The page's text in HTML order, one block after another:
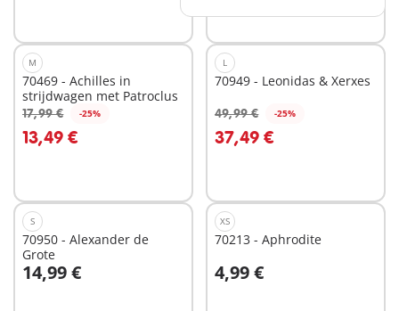
M
70469 - Achilles in
strijdwagen met Patroclus
17,99 € -25%
13,49 €
In winkelwagen
L
70949 - Leonidas & Xerxes
49,99 € -25%
37,49 €
In winkelwagen
S
70950 - Alexander de
Grote
14,99 €
In winkelwagen
XS
70213 - Aphrodite
4,99 €
In winkelwagen